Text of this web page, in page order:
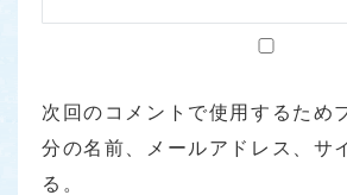
次回のコメントで使用するため
分の名前、メールアドレス、サ
る。